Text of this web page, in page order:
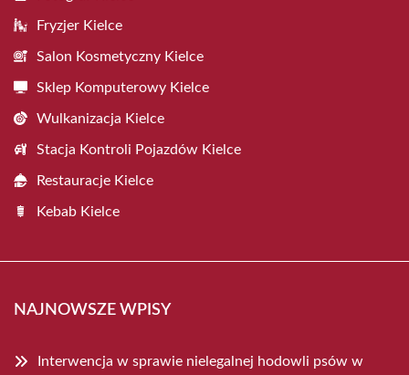
Fryzjer Kielce
Salon Kosmetyczny Kielce
Sklep Komputerowy Kielce
Wulkanizacja Kielce
Stacja Kontroli Pojazdów Kielce
Restauracje Kielce
Kebab Kielce
NAJNOWSZE WPISY
Interwencja w sprawie nielegalnej hodowli psów w